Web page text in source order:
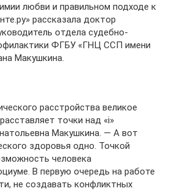
любви и правильном подходе к
рассказала доктор
отдела судебно-
ФГБУ «ГНЦ ССП имени
Макушкина.
расстройства великое
точки над «i»
Макушкина. — А вот
здоровья одно. Точкой
человека
В первую очередь на работе
не создавать конфликтных